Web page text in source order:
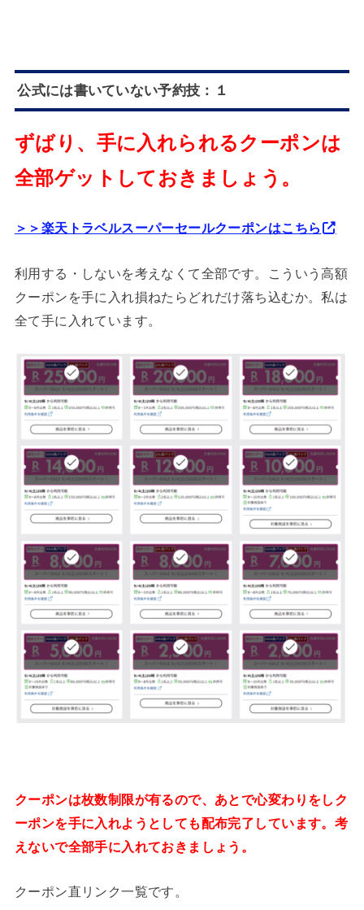
公式には書いていない予約技：１
ずばり、手に入れられるクーポンは
全部ゲットしておきましょう。
＞＞楽天トラベルスーパーセールクーポンはこちら
利用する・しないを考えなくて全部です。こういう高額
クーポンを手に入れ損ねたらどれだけ落ち込むか。私は
全て手に入れています。
クーポンは枚数制限が有るので、あとで心変わりをしク
ーポンを手に入れようとしても配布完了しています。考
えないで全部手に入れておきましょう。
クーポン直リンク一覧です。